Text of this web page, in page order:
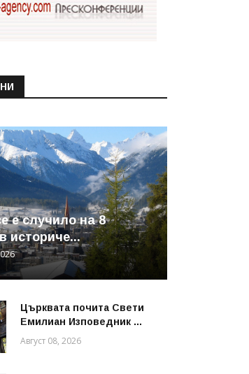
е случило на 8
историче...
Църквата почита Свeти
Емилиан Изповедник ...
Август 08, 2026